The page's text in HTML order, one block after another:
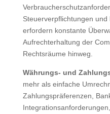
Steuerverpflichtungen
erfordern konstante
Aufrechterhaltung der
Rechtsräume hinweg.
Währungs- und
mehr als einfache
Zahlungspräferenzen,